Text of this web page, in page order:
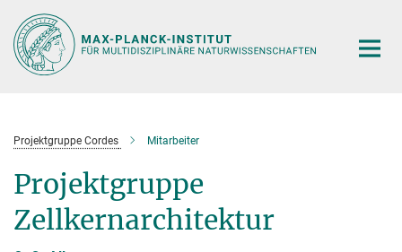
Hauptinhalt
Projektgruppe Cordes Mitarbeiter
Projektgruppe
Zellkernarchitektur